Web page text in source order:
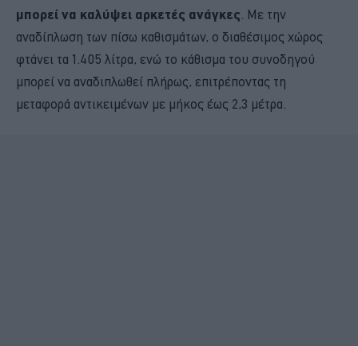
μπορεί να καλύψει αρκετές ανάγκες . Με την
αναδίπλωση των πίσω καθισμάτων, ο διαθέσιμος χώρος
φτάνει τα 1.405 λίτρα, ενώ το κάθισμα του συνοδηγού
μπορεί να αναδιπλωθεί πλήρως, επιτρέποντας τη
μεταφορά αντικειμένων με μήκος έως 2,3 μέτρα.